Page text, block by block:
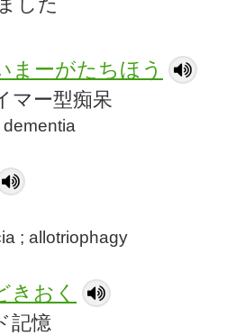
まーがたちほう
マー型痴呆
; allotriophagy
きおく
記憶